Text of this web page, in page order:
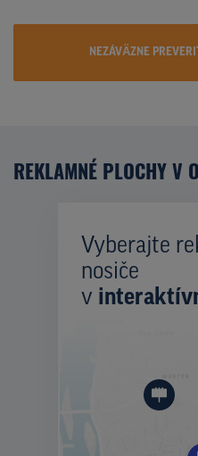
NEZÁVÄZNE
REKLAMNÉ PLOCHY V
Vyberajte
nosiče
v